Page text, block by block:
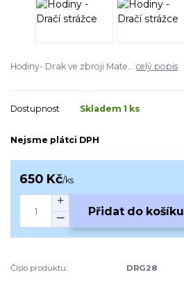
Hodiny- Drak ve zbroji Mate... celý popis
Dostupnost Skladem 1 ks
Nejsme plátci DPH
650 Kč/ks
Přidat do košíku
Číslo produktu: DRG28